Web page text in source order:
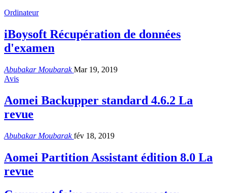
Ordinateur
iBoysoft Récupération de données
d'examen
Abubakar MoubarakMar 19, 2019
Avis
Aomei Backupper standard 4.6.2 La
revue
Abubakar Moubarakfév 18, 2019
Aomei Partition Assistant édition 8.0 La
revue